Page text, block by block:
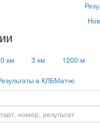
км 3 км 1200 м
в КЛБМатче